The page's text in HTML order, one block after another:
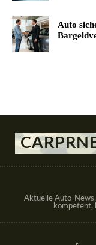
Auto
Aktuelle Auto-
kompetent,